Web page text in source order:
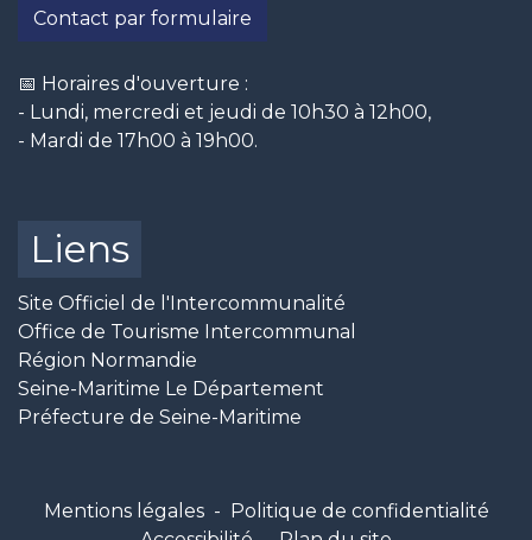
Contact par formulaire
📅 Horaires d'ouverture :
- Lundi, mercredi et jeudi de 10h30 à 12h00,
- Mardi de 17h00 à 19h00.
Liens
Site Officiel de l'Intercommunalité
Office de Tourisme Intercommunal
Région Normandie
Seine-Maritime Le Département
Préfecture de Seine-Maritime
Mentions légales -
Politique de confidentialité